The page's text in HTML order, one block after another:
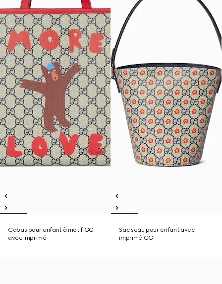
Cabas pour enfant à motif GG
avec imprimé
Sac seau pour enfant avec
imprimé GG